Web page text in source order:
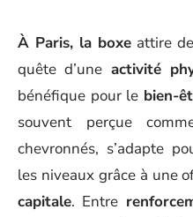
À Paris, la boxeattire de
quête d’une activité
bénéfique pour le bien-
souvent perçue
chevronnés, s’adapte
les niveaux grâce à une
capitale. Entre